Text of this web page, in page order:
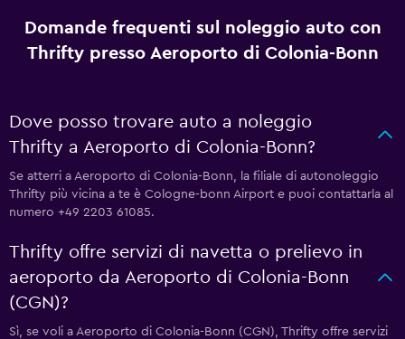
Domande frequenti sul noleggio auto con
Thrifty presso Aeroporto di Colonia-Bonn
Dove posso trovare auto a noleggio
Thrifty a Aeroporto di Colonia-Bonn?
Se atterri a Aeroporto di Colonia-Bonn, la filiale di autonoleggio
Thrifty più vicina a te è Cologne-bonn Airport e puoi contattarla al
numero +49 2203 61085.
Thrifty offre servizi di navetta o prelievo in
aeroporto da Aeroporto di Colonia-Bonn
(CGN)?
Sì, se voli a Aeroporto di Colonia-Bonn (CGN), Thrifty offre servizi